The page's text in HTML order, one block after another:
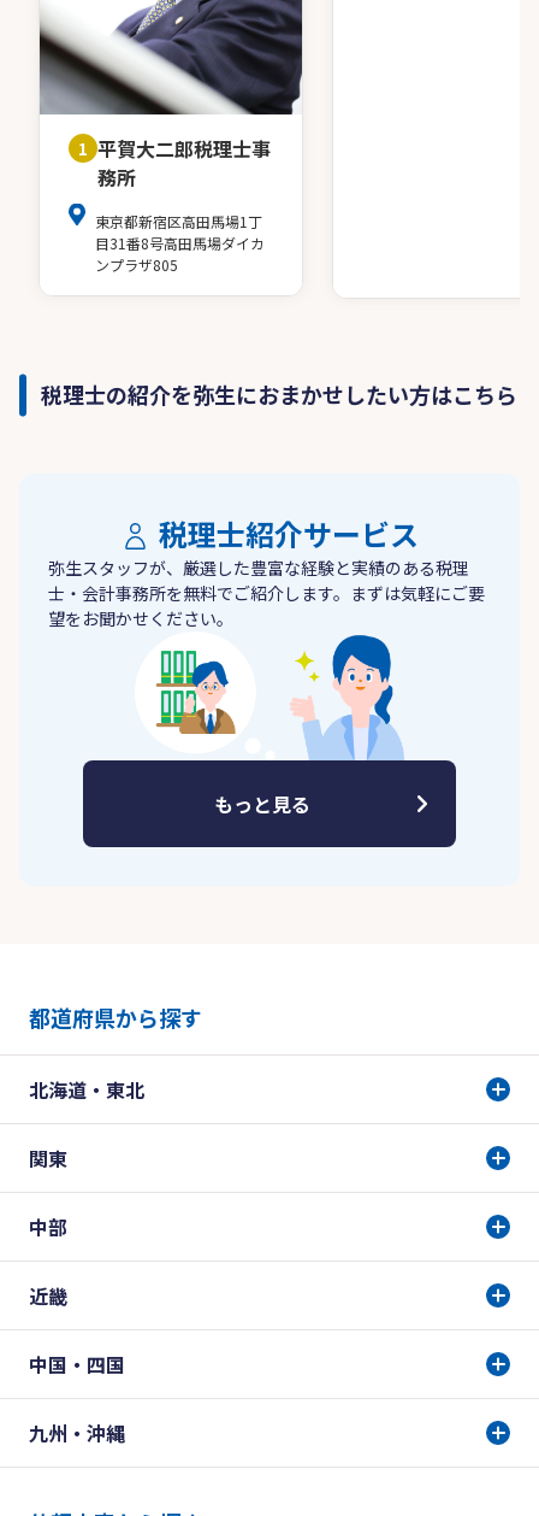
1 平賀大二郎税理士事
務所
東京都新宿区高田馬場1丁
目31番8号高田馬場ダイカ
ンプラザ805
税理士の紹介を弥生におまかせしたい方はこちら
税理士紹介サービス
弥生スタッフが、厳選した豊富な経験と実績のある税理
士・会計事務所を無料でご紹介します。まずは気軽にご要
望をお聞かせください。
もっと見る
都道府県から探す
北海道・東北
関東
中部
近畿
中国・四国
九州・沖縄